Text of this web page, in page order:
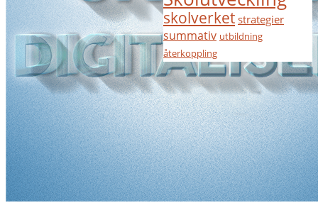
skolverket strategier
summativ utbildning
återkoppling